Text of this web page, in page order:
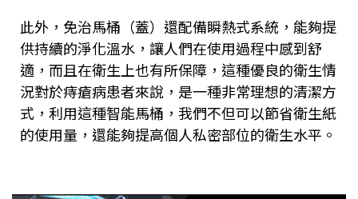
此外，免治馬桶（蓋）還配備瞬熱式系統，能夠提
供持續的淨化溫水，讓人們在使用過程中感到舒
適，而且在衛生上也有所保障，這種優良的衛生情
況對於痔瘡病患者來說，是一種非常理想的清潔方
式，利用這種智能馬桶，我們不但可以節省衛生紙
的使用量，還能夠提高個人私密部位的衛生水平。